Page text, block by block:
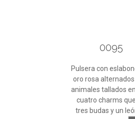
0095
Pulsera con
oro rosa alternados
animales tallados en
cuatro charms
tres budas y un